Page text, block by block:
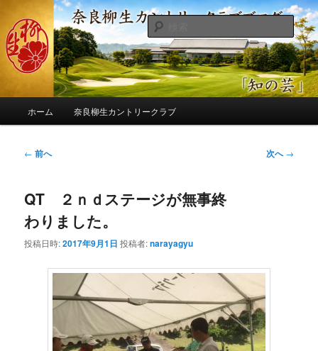
ン
コ
ン
へ
奈良柳生カントリークラブ総支配人
ブログ
季節の話題、クラブの出来事、コースの改修・更新作業、ゴルフに関する随
筆、喜怒哀楽などを気まぐれに発信します。
検
索
ホーム 奈良柳生カントリークラブ
投
ビ
ー
シ
← 前へ 次へ→
QT ２ｎｄステージが無事終
わりました。
投稿日時:2017年9月1日 投稿者:narayagyu